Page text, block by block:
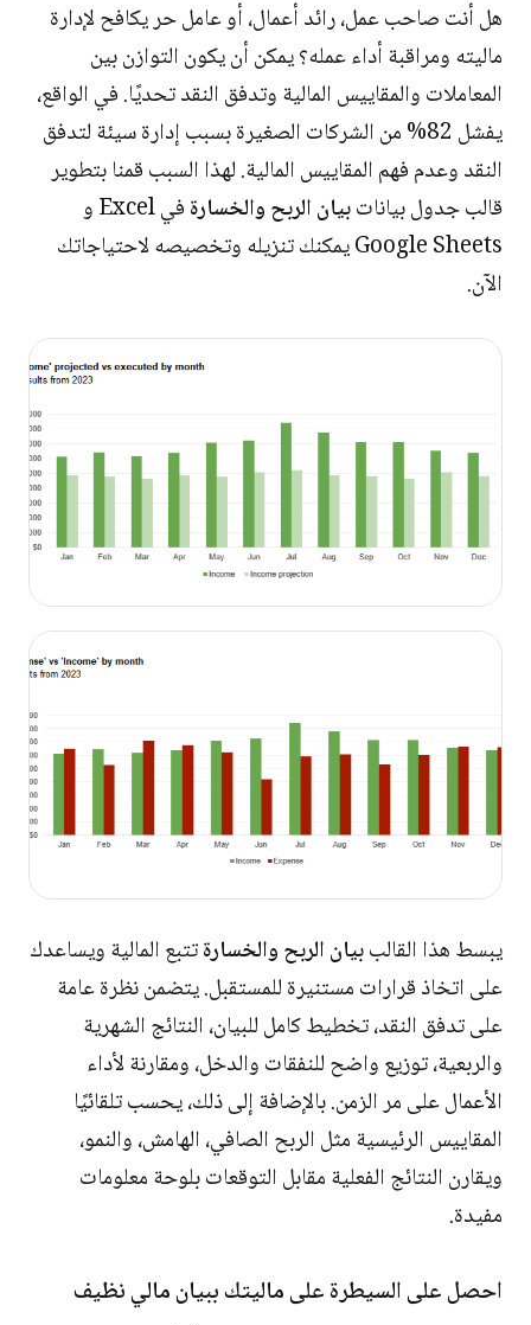
هل أنت صاحب عمل، رائد أعمال، أو عامل حر يكافح لإدارة
ماليته ومراقبة أداء عمله؟ يمكن أن يكون التوازن بين
المعاملات والمقاييس المالية وتدفق النقد تحديًا. في الواقع،
يفشل 82% من الشركات الصغيرة بسبب إدارة سيئة لتدفق
النقد وعدم فهم المقاييس المالية. لهذا السبب قمنا بتطوير
قالب جدول بياناتبيان الربح والخسارة
في Excel و
Google Sheets يمكنك تنزيله وتخصيصه لاحتياجاتك
الآن.
يبسط هذا القالببيان الربح والخسارةتتبع المالية ويساعدك
على اتخاذ قرارات مستنيرة للمستقبل. يتضمن نظرة عامة
على تدفق النقد، تخطيط كامل للبيان، النتائج الشهرية
والربعية، توزيع واضح للنفقات والدخل، ومقارنة لأداء
الأعمال على مر الزمن. بالإضافة إلى ذلك، يحسب تلقائيًا
المقاييس الرئيسية مثل الربح الصافي، الهامش، والنمو،
ويقارن النتائج الفعلية مقابل التوقعات بلوحة معلومات
مفيدة.
احصل على السيطرة على ماليتك ببيان مالي نظيف